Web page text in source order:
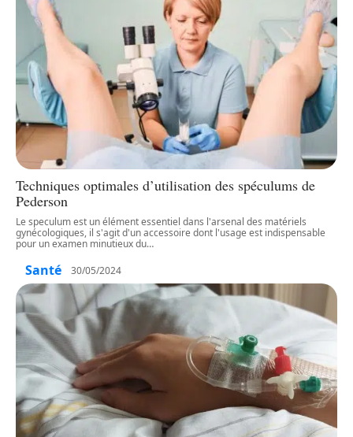
Techniques optimales d’utilisation des spéculums de
Pederson
Le speculum est un élément essentiel dans l'arsenal des matériels
gynécologiques, il s'agit d'un accessoire dont l'usage est indispensable
pour un examen minutieux du…
Santé 30/05/2024